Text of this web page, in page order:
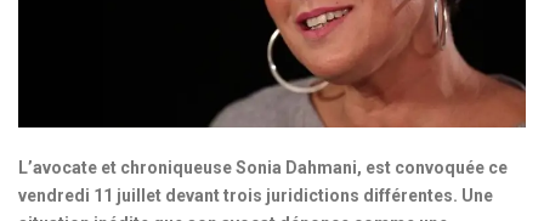
L’avocate et chroniqueuse Sonia Dahmani, est convoquée ce
vendredi 11 juillet devant trois juridictions différentes. Une